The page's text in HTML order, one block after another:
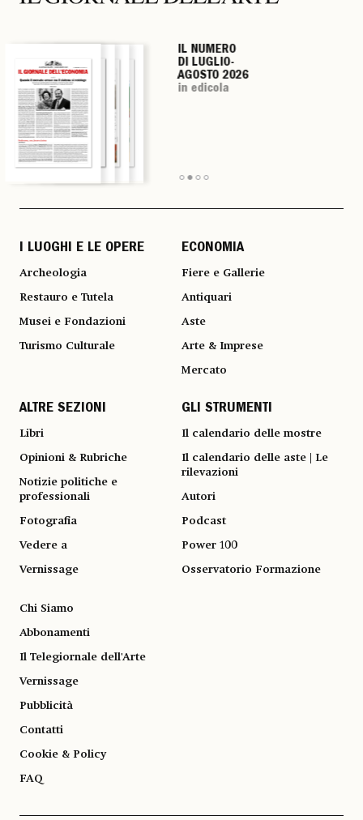
IL NUMERO
DI LUGLIO-
AGOSTO 2026
in edicola
IL NUMERO
DI LUGLIO-
AGOSTO 2026
in edicola
IL NUMERO
DI LUGLIO-
AGOSTO 2026
in edicola
IL NUMERO
DI LUGLIO-
AGOSTO 2026
in edicola
I LUOGHI E LE OPERE
Archeologia
Restauro e Tutela
Musei e Fondazioni
Turismo Culturale
ECONOMIA
Fiere e Gallerie
Antiquari
Aste
Arte & Imprese
Mercato
ALTRE SEZIONI
Libri
Opinioni & Rubriche
Notizie politiche e
professionali
Fotografia
Vedere a
Vernissage
GLI STRUMENTI
Il calendario delle mostre
Il calendario delle aste | Le
rilevazioni
Autori
Podcast
Power 100
Osservatorio Formazione
Chi Siamo
Abbonamenti
Il Telegiornale dell'Arte
Vernissage
Pubblicità
Contatti
Cookie & Policy
FAQ